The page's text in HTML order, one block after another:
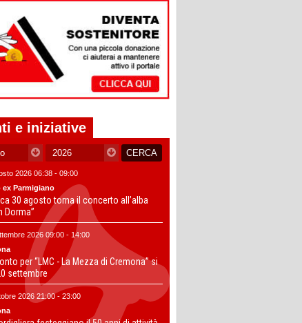
e iniziative
2026 06:38 - 09:00
ex Parmigiano
30 agosto torna il concerto all’alba
Dorma”
2026 09:00 - 14:00
per “LMC - La Mezza di Cremona” si
settembre
2026 21:00 - 23:00